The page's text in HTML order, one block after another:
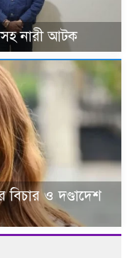
নারী আটক
বিচার ও দণ্ডাদেশ